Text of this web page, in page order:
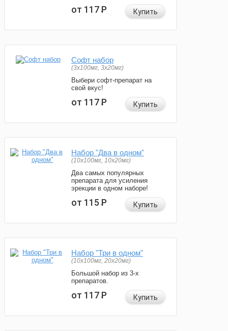
от 117Р Купить
Софт набор
(3x100мг, 3x20мг)
Выбери софт-препарат на
свой вкус!
от 117Р Купить
Набор "Два в одном"
(10x100мг, 10x20мг)
Два самых популярных
препарата для усиления
эрекции в одном наборе!
от 115Р Купить
Набор "Три в одном"
(10x100мг, 20x20мг)
Большой набор из 3-х
препаратов.
от 117Р Купить